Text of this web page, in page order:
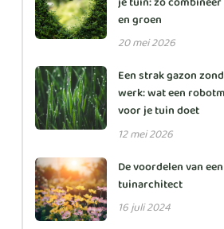
je tuin: zo
en groen
20 mei 2026
Een strak gazon
werk: wat een
voor je tuin doet
12 mei 2026
De voordelen van een
tuinarchitect
16 juli 2024